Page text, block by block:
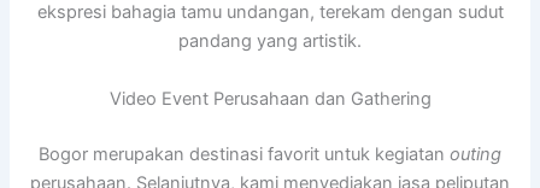
ekspresi bahagia tamu undangan, terekam dengan sudut
pandang yang artistik.
Video Event Perusahaan dan Gathering
Bogor merupakan destinasi favorit untuk kegiatan outing
perusahaan. Selanjutnya, kami menyediakan jasa peliputan